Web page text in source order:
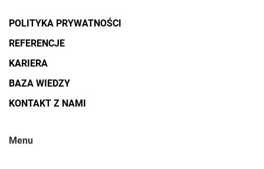
POLITYKA PRYWATNOŚCI
REFERENCJE
KARIERA
BAZA WIEDZY
KONTAKT Z NAMI
Menu